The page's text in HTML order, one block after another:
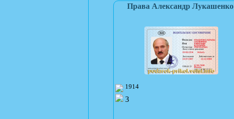
Права Александр Лукашенко
1914
3